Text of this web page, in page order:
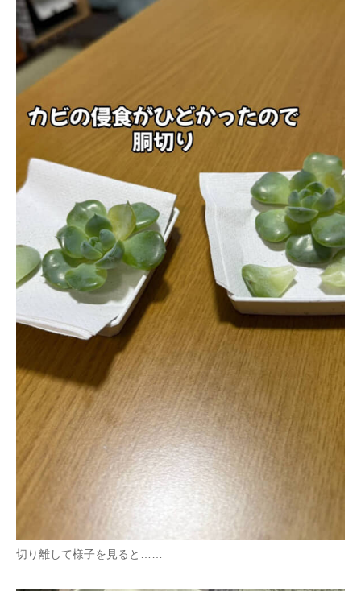
切り離して様子を見ると……